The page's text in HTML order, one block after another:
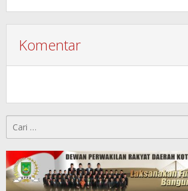
Komentar
untuk: